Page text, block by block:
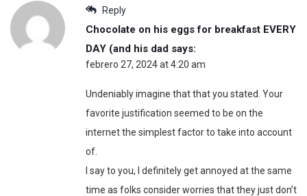
Reply
Chocolate on his eggs for breakfast EVERY
DAY (and his dad says:
febrero 27, 2024 at 4:20 am
Undeniably imagine that that you stated. Your
favorite justification seemed to be on the
internet the simplest factor to take into account
of.
I say to you, I definitely get annoyed at the same
time as folks consider worries that they just don’t